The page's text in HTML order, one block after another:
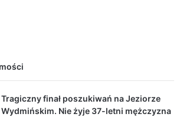
Tragiczny finał poszukiwań na Jeziorze
Wydmińskim. Nie żyje 37-letni mężczyzna